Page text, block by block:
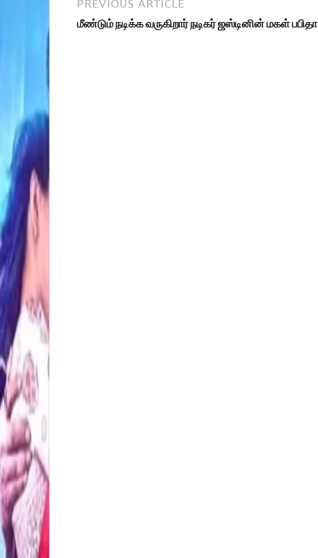
PREVIOUS ARTICLE
மீண்டும் நடிக்க வருகிறார் நடிகர் ஜஸ்டினின் மகள் பபிதா